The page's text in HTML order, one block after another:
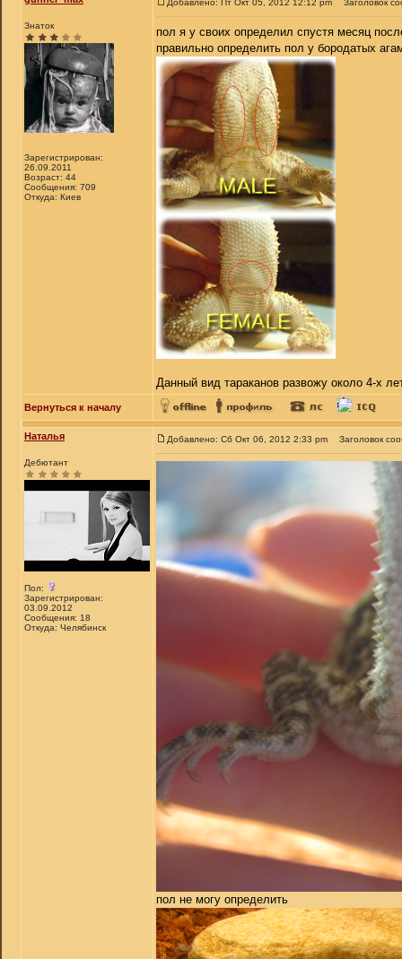
Знаток
Зарегистрирован:
26.09.2011
Возраст: 44
Сообщения: 709
Откуда: Киев
Добавлено: Пт Окт 05, 2012 12:12 pm Заголовок
пол я у своих определил спустя месяц
правильно определить пол у бородатых
Данный вид тараканов развожу около 4-х
Вернуться к началу
Наталья
Дебютант
Пол:
Зарегистрирован:
03.09.2012
Сообщения: 18
Откуда: Челябинск
Добавлено: Сб Окт 06, 2012 2:33 pm Заголовок
пол не могу определить